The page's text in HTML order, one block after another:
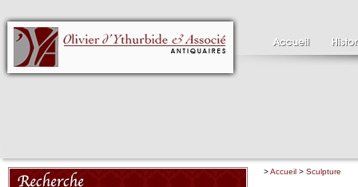
>Accueil > Sculpture